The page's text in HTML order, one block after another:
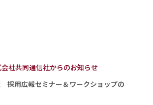
社共同通信社からのお知らせ
採用広報セミナー＆ワークショップの